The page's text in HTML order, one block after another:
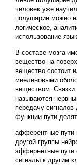
человек уже
полушарие можно
логическое,
использование
В составе мозга
вещество на
вещество состоит
миелиновыми
веществом.
называются
передачу
функции пути
афферентные пути
другой группы
эфферентные пути
сигналы к другим